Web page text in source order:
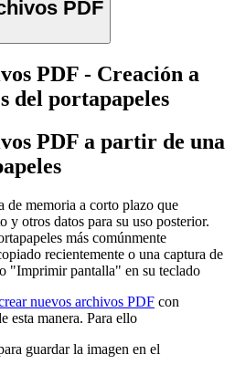
PDF
PDF - Creación a
del portapapeles
PDF a partir de una
de memoria a corto plazo que
y otros datos para su uso posterior.
más comúnmente
recientemente o una captura de
"Imprimir pantalla" en su teclado
nuevos archivos PDF con
esta manera. Para ello
guardar la imagen en el